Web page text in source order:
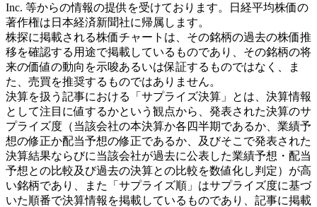
Inc. 等からの情報の提供を受けております。日経平均株価の
著作権は日本経済新聞社に帰属します。
株探に掲載される株価チャートは、その銘柄の過去の株価推
移を確認する用途で掲載しているものであり、その銘柄の将
来の価値の動向を示唆あるいは保証するものではなく、ま
た、売買を推奨するものではありません。
決算を扱う記事における「サプライズ決算」とは、決算情報
として注目に値するかという観点から、発表された決算のサ
プライズ度（当該会社の本決算か各四半期であるか、業績予
想の修正か配当予想の修正であるか、及びそこで発表された
決算結果ならびに当該会社が過去に公表した業績予想・配当
予想との比較及び過去の決算との比較を数値化し判定）が高
い銘柄であり、また「サプライズ順」はサプライズ度に基づ
いた順番で決算情報を掲載しているものであり、記事に掲載